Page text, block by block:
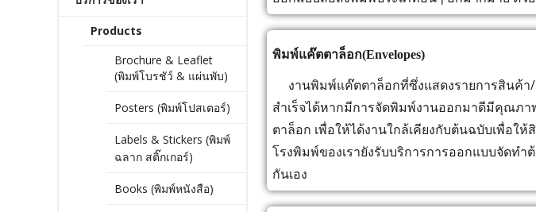
พิมพ์แค๊ตตาล็อก(Envelopes)
งานพิมพ์แค๊ตตาล็อกที่ซึ่งแสดงรายการสินค้า/
สำเร็จได้หากมีการจัดพิมพ์งานออกมาดีมีคุณภ
ตาล็อก เพื่อให้ได้งานใกล้เคียงกับต้นฉบับเพื่อ
โรงพิมพ์ของเรายังรับบริการการออกแบบจัดท
กันเอง
Products
Brochure & Leaflet
(พิมพ์โบรชัว์ & แผ่นพับ)
Posters (พิมพ์โปสเตอร์)
Labels & Stickers (พิมพ์
ฉลาก สติ๊กเกอร์)
Books (พิมพ์หนังสือ)